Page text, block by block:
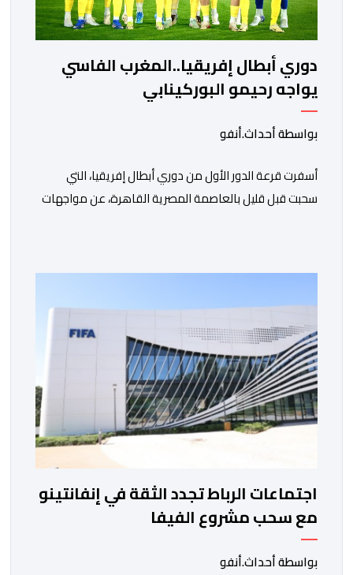
دوري أبطال إفريقيا..المغرب الفاسي
يواجه رحيمو البوركينابي
بواسطة أحداث.أنفو
أسفرت قرعة الدور الأول من دوري أبطال إفريقيا، التي
سحبت قبل قليل بالعاصمة المصرية القاهرة، عن مواجهات
نهضة بركان على موعد في هذا الدور مع الفائز من المباراة
الغامبي، حيث يطمح الفريق […]
اجتماعات الرباط تجدد الثقة في إنفانتينو
مع سحب مشروع الفيفا
بواسطة أحداث.أنفو